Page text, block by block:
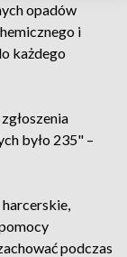
opadów
i
każdego
było 235" –
podczas